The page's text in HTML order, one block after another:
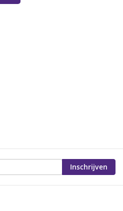
Inschrijven